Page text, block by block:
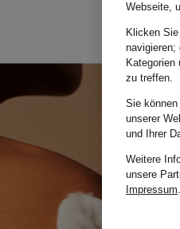
Webseite,
Klicken
navigieren;
Kategorien
zu treffen.
Sie
unserer
und Ihrer
Weitere
unsere
Impressum.